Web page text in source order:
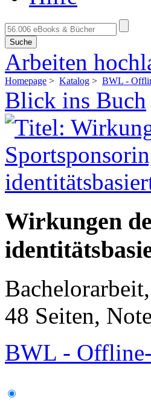
Suche
Arbeiten
Homepage > Katalog > BWL -
Blick ins Buch
Wirkungen
48 Seiten,
BWL -